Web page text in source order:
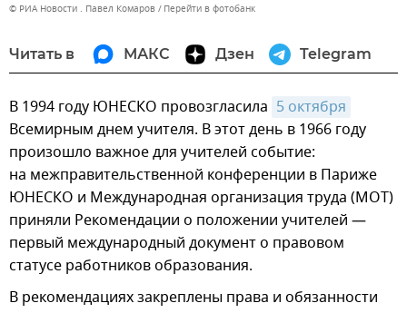
© РИА Новости . Павел Комаров Перейти в фотобанк
Читать в МАКС Дзен Telegram
В 1994 году ЮНЕСКО провозгласила 5 октября
Всемирным днем учителя. В этот день в 1966 году
произошло важное для учителей событие:
на межправительственной конференции в Париже
ЮНЕСКО и Международная организация труда (МОТ)
приняли Рекомендации о положении учителей —
первый международный документ о правовом
статусе работников образования.
В рекомендациях закреплены права и обязанности